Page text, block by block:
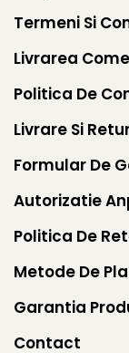
Termeni Si
Livrarea
Politica De
Livrare Si
Formular De
Autorizatie
Politica De
Metode De
Garantia
Contact